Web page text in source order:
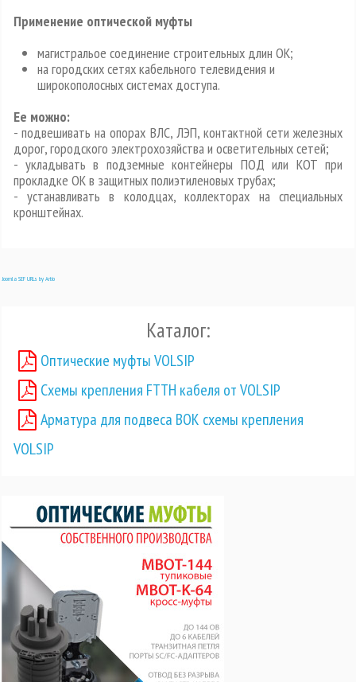
Применение оптической муфты
магистральое соединение строительных длин ОК;
на городских сетях кабельного телевидения и
широкополосных системах доступа.
Ее можно:
- подвешивать на опорах ВЛС, ЛЭП, контактной сети железных
дорог, городского электрохозяйства и осветительных сетей;
- укладывать в подземные контейнеры ПОД или КОТ при
прокладке ОК в защитных полиэтиленовых трубах;
- устанавливать в колодцах, коллекторах на специальных
кронштейнах.
Joomla SEF URLs by Artio
Каталог:
Оптические муфты VOLSIP
Схемы крепления FTTH кабеля от VOLSIP
Арматура для подвеса ВОК схемы крепления
VOLSIP